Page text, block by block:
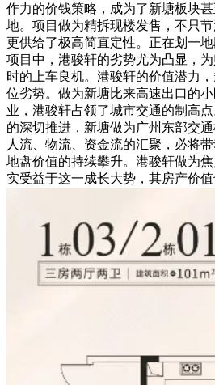
作力的价钱策略，成为了新塘板块
地。项目做为精拆现楼发售，不只
更供给了极高简直定性。正在划一
项目中，港骏轩的劣势尤为凸显，
时的上车良机。港骏轩的价值潜力
位劣势。做为新塘比来高速出口的
业，港骏轩占领了城市交通的制高
的深切推进，新塘做为广州东部交
人流、物流、资金流的汇聚，必将
地盘价值的持续攀升。港骏轩做为
实受益于这一成长大势，其房产价值